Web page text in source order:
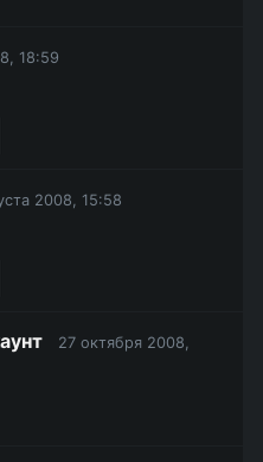
18:59
2008, 15:58
27 октября 2008,